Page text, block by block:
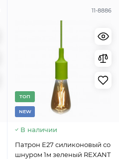
11-8886
TОП
NEW
В наличии
Патрон E27 силиконовый со
шнуром 1м зеленый REXANT